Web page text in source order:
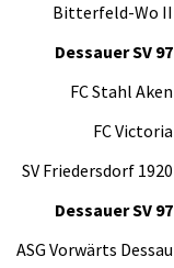
Bitterfeld-Wo II
Dessauer SV 97
FC Stahl Aken
FC Victoria
SV Friedersdorf 1920
Dessauer SV 97
ASG Vorwärts Dessau